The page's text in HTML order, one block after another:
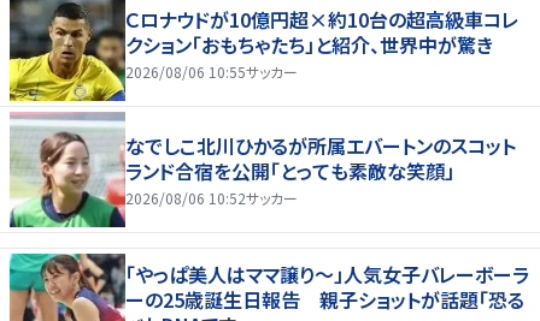
Ｃロナウドが10億円超×約10台の超高級車コレ
クション「おもちゃたち」と紹介、世界中が驚き
2026/08/06 10:55サッカー
なでしこ北川ひかるが所属エバートンのスコット
ランド合宿を公開「とっても素敵な笑顔」
2026/08/06 10:52サッカー
「やっぱ美人はママ譲り～」人気女子バレーボーラ
ーの25歳誕生日報告 親子ショットが話題「恐る